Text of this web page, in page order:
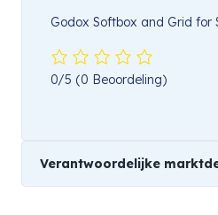
Godox Softbox and Grid for
0/5 (0 Beoordeling)
Verantwoordelijke